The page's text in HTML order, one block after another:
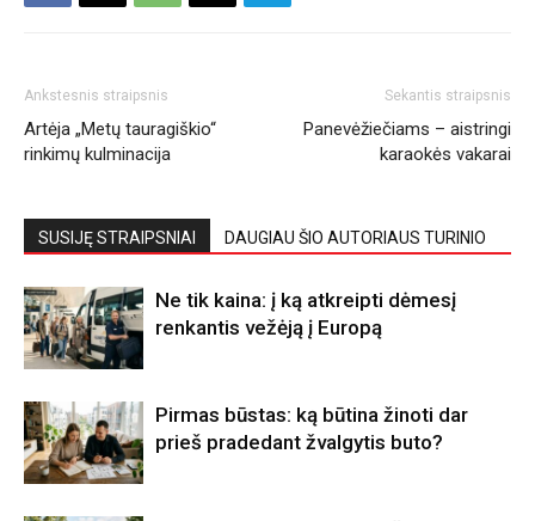
Ankstesnis straipsnis
Artėja „Metų tauragiškio“
rinkimų kulminacija
Sekantis straipsnis
Panevėžiečiams – aistringi
karaokės vakarai
SUSIJĘ STRAIPSNIAI DAUGIAU ŠIO AUTORIAUS TURINIO
Ne tik kaina: į ką atkreipti dėmesį
renkantis vežėją į Europą
Pirmas būstas: ką būtina žinoti dar
prieš pradedant žvalgytis buto?